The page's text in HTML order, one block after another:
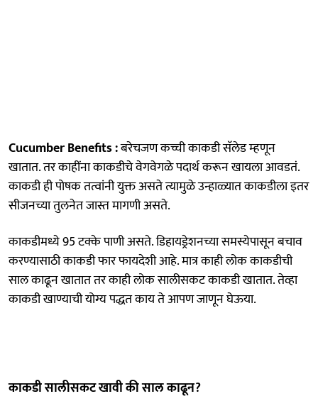
Cucumber Benefits :बरेचजण कच्ची काकडी सॅलेड म्हणून
खातात. तर काहींना काकडीचे वेगवेगळे पदार्थ करून खायला आवडतं.
काकडी ही पोषक तत्वांनी युक्त असते त्यामुळे उन्हाळ्यात काकडीला इतर
सीजनच्या तुलनेत जास्त मागणी असते.
काकडीमध्ये 95 टक्के पाणी असते. डिहायड्रेशनच्या समस्येपासून बचाव
करण्यासाठी काकडी फार फायदेशी आहे. मात्र काही लोक काकडीची
साल काढून खातात तर काही लोक सालीसकट काकडी खातात. तेव्हा
काकडी खाण्याची योग्य पद्धत काय ते आपण जाणून घेऊया.
काकडी सालीसकट खावी की साल काढून?